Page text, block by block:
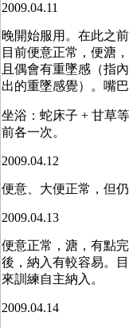
2009.04.11
晚開始服用。在此之
目前便意正常，便溏
且偶會有重墜感（指
出的重墜感覺）。嘴巴
坐浴：蛇床子 + 甘草
前各一次。
2009.04.12
便意、大便正常，但
2009.04.13
便意正常，溏，有點
後，納入有較容易。
來訓練自主納入。
2009.04.14